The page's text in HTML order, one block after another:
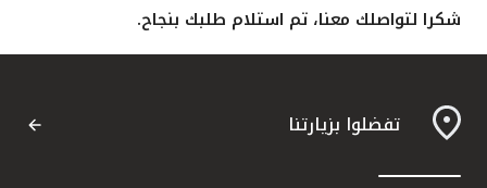
مواقع الفروع وأجهزة الصرف الآلي
شكرا لتواصلك معنا، تم استلام طلبك بنجاح.
تفضلوا بزيارتنا